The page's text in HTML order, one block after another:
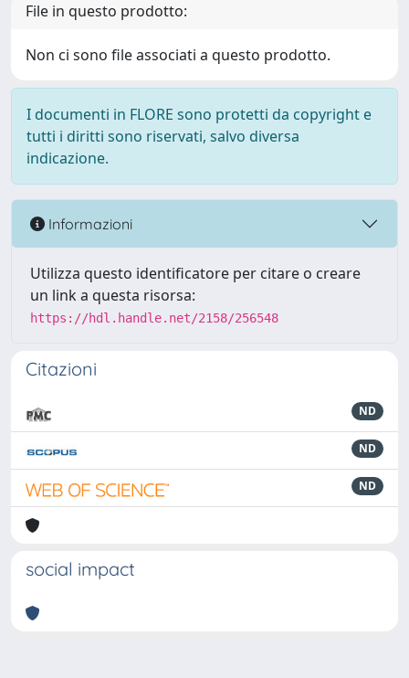
File in questo prodotto:
Non ci sono file associati a questo prodotto.
I documenti in FLORE sono protetti da copyright e
tutti i diritti sono riservati, salvo diversa
indicazione.
Informazioni
Utilizza questo identificatore per citare o creare
un link a questa risorsa:
https://hdl.handle.net/2158/256548
Citazioni
ND
ND
ND
social impact